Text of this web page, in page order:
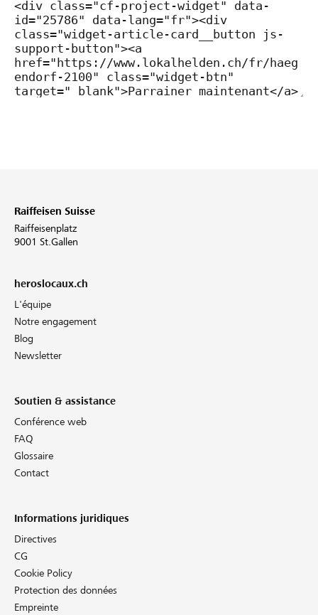
Raiffeisen Suisse
Raiffeisenplatz
9001 St.Gallen
heroslocaux.ch
L'équipe
Notre engagement
Blog
Newsletter
Soutien & assistance
Conférence web
FAQ
Glossaire
Contact
Informations juridiques
Directives
CG
Cookie Policy
Protection des données
Empreinte